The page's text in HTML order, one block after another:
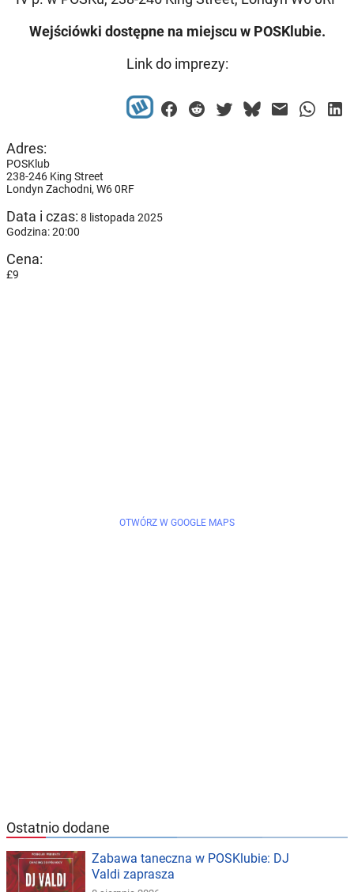
Wejściówki dostępne na miejscu w POSKlubie.
Link do imprezy:
Adres:
POSKlub
238-246 King Street
Londyn Zachodni, W6 0RF
Data i czas: 8 listopada 2025
Godzina: 20:00
Cena:
£9
OTWÓRZ W GOOGLE MAPS
Ostatnio dodane
Zabawa taneczna w POSKlubie: DJ
Valdi zaprasza